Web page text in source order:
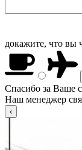
докажите, что вы
Спасибо за Ваше
Наш менеджер